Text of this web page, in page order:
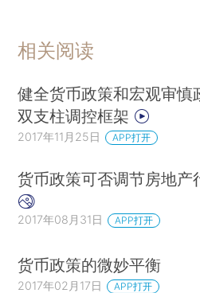
相关阅读
健全货币政策和宏观审慎
双支柱调控框架
2017年11月25日 APP打开
货币政策可否调节房地产
2017年08月31日 APP打开
货币政策的微妙平衡
2017年02月17日 APP打开